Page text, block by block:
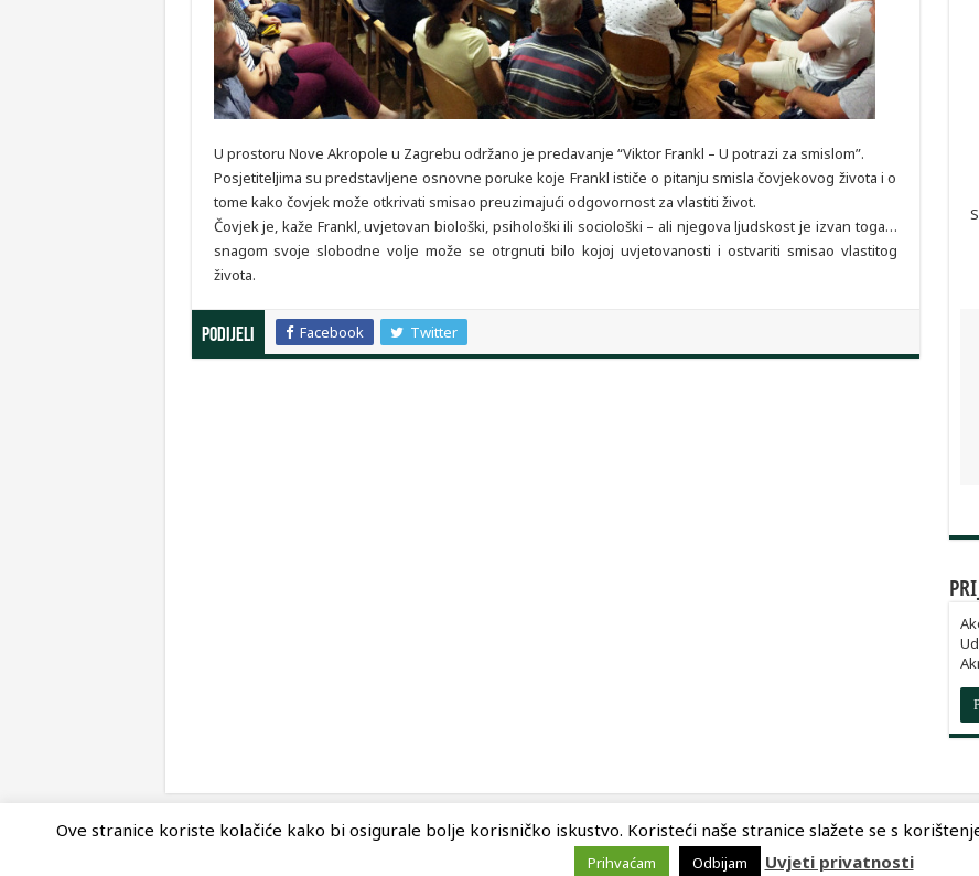
U prostoru Nove Akropole u Zagrebu održano je predavanje “Viktor Frankl – U potrazi za smislom”.
Posjetiteljima su predstavljene osnovne poruke koje Frankl ističe o pitanju smisla čovjekovog života i o
tome kako čovjek može otkrivati smisao preuzimajući odgovornost za vlastiti život.
Čovjek je, kaže Frankl, uvjetovan biološki, psihološki ili sociološki – ali njegova ljudskost je izvan toga…
snagom svoje slobodne volje može se otrgnuti bilo kojoj uvjetovanosti i ostvariti smisao vlastitog
života.
Podijeli Facebook Twitter
Ove stranice koriste kolačiće kako bi osigurale bolje korisničko iskustvo. Koristeći naše stranice slažete se s
Prihvaćam Odbijam Uvjeti privatnosti